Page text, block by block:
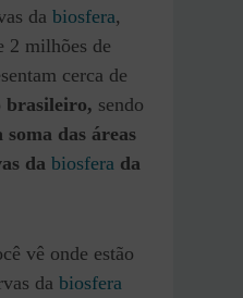
da biosfera,
2 milhões de
cerca de
sendo
soma das áreas
da biosfera da
vê onde estão
da biosfera